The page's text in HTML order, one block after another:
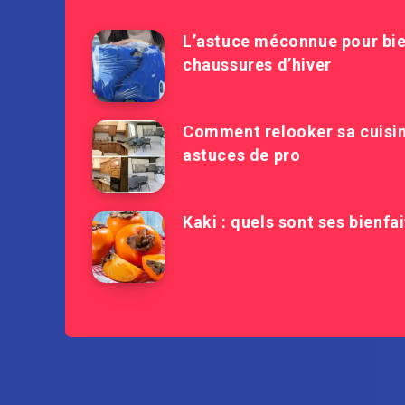
L’astuce méconnue pour
chaussures d’hiver
Comment relooker sa
astuces de pro
Kaki : quels sont ses